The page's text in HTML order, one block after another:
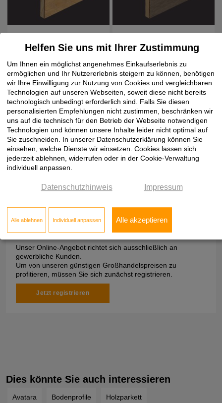
Lime weiß
Sie sind noch nicht bei Klöpfer registriert?
Unser Online-Angebot richtet sich ausschließlich an
gewerbliche Kunden.
Um von unseren günstigen Großhandelspreisen zu
profitieren, müssen Sie sich zunächst registrieren.
Jetzt registrieren
Dies könnte Sie auch interessieren
Avatara Bodenprofile Holzparkett
Helfen Sie uns mit Ihrer Zustimmung
Um Ihnen ein möglichst angenehmes Einkaufserlebnis zu
ermöglichen und Ihr Nutzererlebnis steigern zu können, benötigen
wir Ihre Einwilligung zur Nutzung von Cookies und vergleichbaren
Technologien auf unseren Webseiten, soweit diese nicht bereits
technologisch unbedingt erforderlich sind. Falls Sie diesen
personalisierten Empfehlungen nicht zustimmen, beschränken wir
uns auf die technisch für den Betrieb der Webseite notwendigen
Technologien und können unsere Inhalte leider nicht optimal auf
Sie zuschneiden. In unserer Datenschutzerklärung können Sie
einsehen, welche Dienste wir einsetzen. Cookies lassen sich
jederzeit ablehnen, widerrufen oder in der Cookie-Verwaltung
individuell anpassen.
Datenschutzhinweis Impressum
Alle ablehnen Individuell anpassen Alle akzeptieren